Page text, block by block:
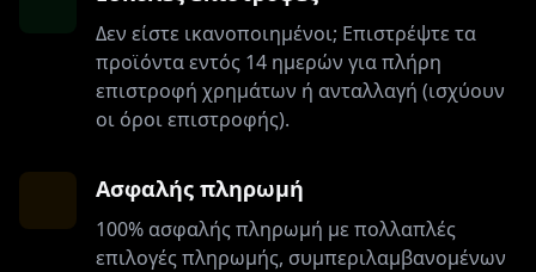
Δεν είστε ικανοποιημένοι; Επιστρέψτε τα
προϊόντα εντός 14 ημερών για πλήρη
επιστροφή χρημάτων ή ανταλλαγή (ισχύουν
οι όροι επιστροφής).
Ασφαλής πληρωμή
100% ασφαλής πληρωμή με πολλαπλές
επιλογές πληρωμής, συμπεριλαμβανομένων